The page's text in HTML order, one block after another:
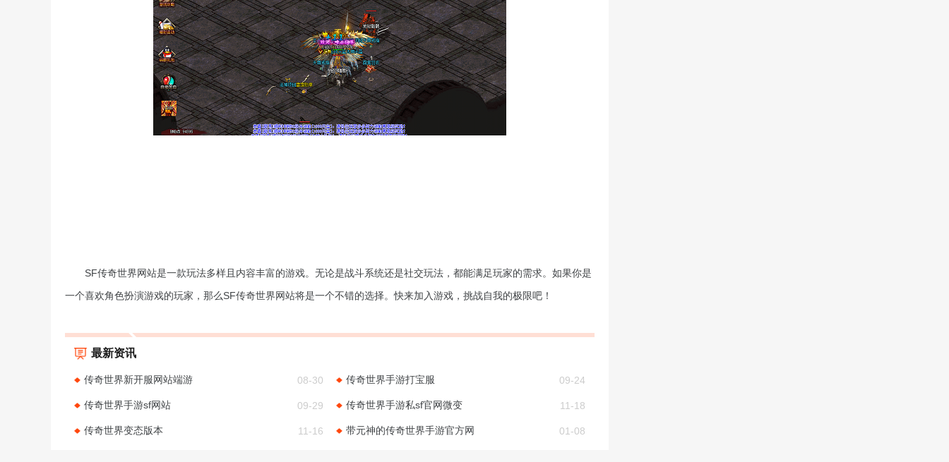
SF传奇世界网站是一款玩法多样且内容丰富的游戏。无论是战斗系统还是社交玩法，都能满足玩家的需求。如果你是
一个喜欢角色扮演游戏的玩家，那么SF传奇世界网站将是一个不错的选择。快来加入游戏，挑战自我的极限吧！
最新资讯
传奇世界新开服网站端游 08-30 传奇世界手游打宝服 09-24
传奇世界手游sf网站 09-29 传奇世界手游私sf官网微变 11-18
传奇世界变态版本 11-16 带元神的传奇世界手游官方网 01-08